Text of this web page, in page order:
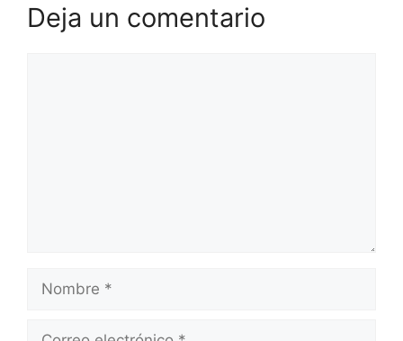
Deja un comentario